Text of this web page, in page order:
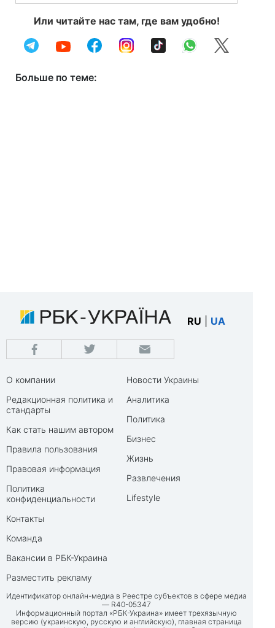
Или читайте нас там, где вам удобно!
Больше по теме:
RU UA
О компании
Редакционная политика и
стандарты
Как стать нашим автором
Правила пользования
Правовая информация
Политика
конфиденциальности
Контакты
Команда
Вакансии в РБК-Украина
Разместить рекламу
Новости Украины
Аналитика
Политика
Бизнес
Жизнь
Развлечения
Lifestyle
Идентификатор онлайн-медиа в Реестре субъектов в сфере медиа
— R40-05347
Информационный портал «РБК-Украина» имеет трехязычную
версию (украинскую, русскую и английскую), главная страница